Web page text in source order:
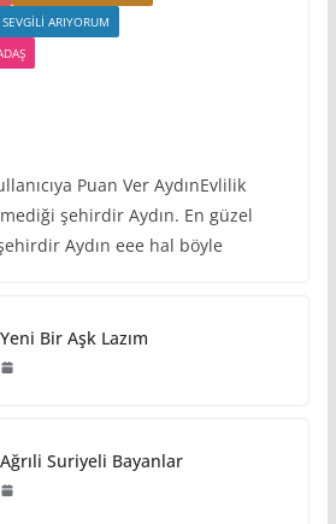
SEVGILI ARIYORUM
Puan Ver AydınEvlilik
şehirdir Aydın. En güzel
Aydın eee hal böyle
Yeni Bir Aşk Lazım
Ağrıli Suriyeli Bayanlar